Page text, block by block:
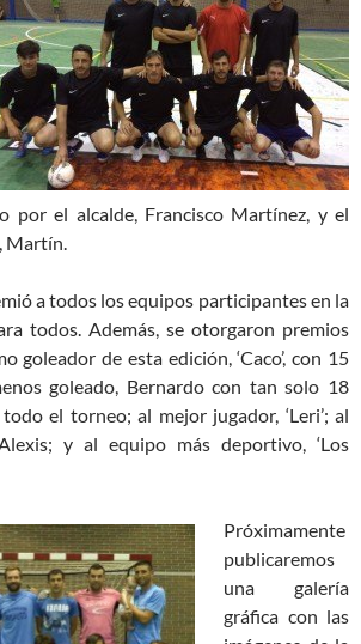
por el alcalde, Francisco Martínez, y el
Martín.
a todos los equipos participantes en la
todos. Además, se otorgaron premios
goleador de esta edición, ‘Caco’, con 15
goleado, Bernardo con tan solo 18
el torneo; al mejor jugador, ‘Leri’; al
y al equipo más deportivo, ‘Los
Próximamente
publicaremos
una galería
gráfica con las